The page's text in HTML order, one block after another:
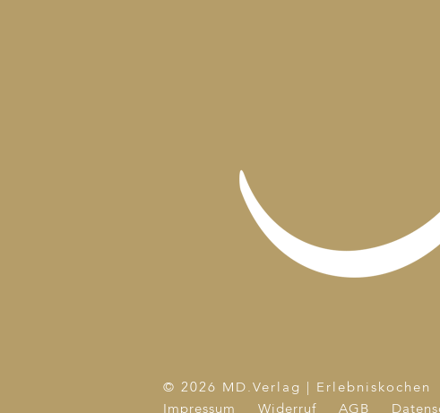
© 2026 MD.Verlag | Erlebniskochen
Impressum
Widerruf AGB